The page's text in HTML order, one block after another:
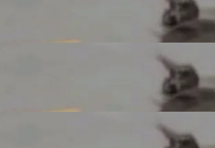
产管理计划。其中，Dee
导致拉取镜像时会拒绝包
旧版 Linux 内核...
会（IPMC）投票中获得
标志着 Fluss 迈入新的发
能实现其作为“AI版维基百